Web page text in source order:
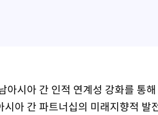
시아 간 인적 연계성 강화를 통
아 간 파트너십의 미래지향적 발